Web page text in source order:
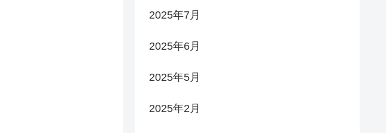
2025年7月
2025年6月
2025年5月
2025年2月